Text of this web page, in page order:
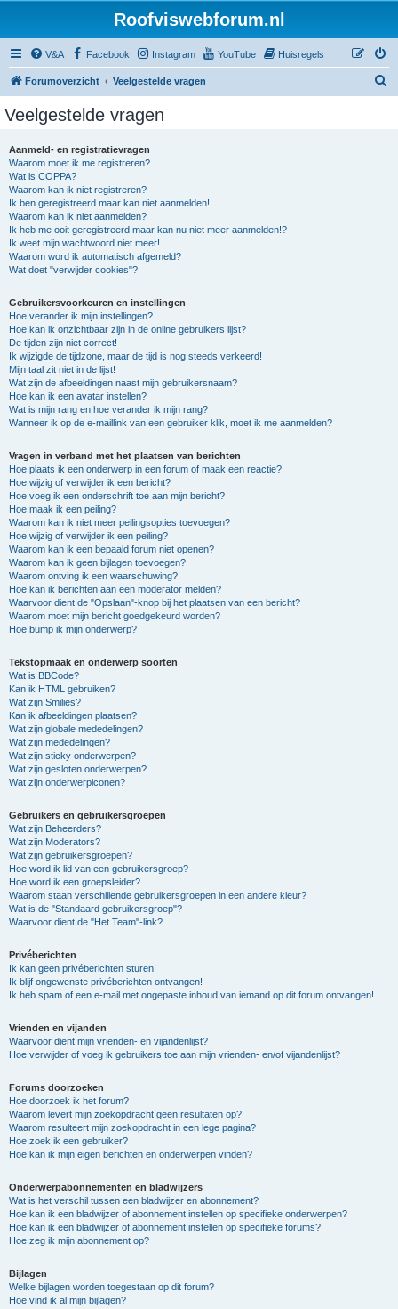
Roofviswebforum.nl
V&A Facebook Instagram YouTube Huisregels
Forumoverzicht Veelgestelde vragen
Veelgestelde vragen
Aanmeld- en registratievragen
Waarom moet ik me registreren?
Wat is COPPA?
Waarom kan ik niet registreren?
Ik ben geregistreerd maar kan niet aanmelden!
Waarom kan ik niet aanmelden?
Ik heb me ooit geregistreerd maar kan nu niet meer aanmelden!?
Ik weet mijn wachtwoord niet meer!
Waarom word ik automatisch afgemeld?
Wat doet "verwijder cookies"?
Gebruikersvoorkeuren en instellingen
Hoe verander ik mijn instellingen?
Hoe kan ik onzichtbaar zijn in de online gebruikers lijst?
De tijden zijn niet correct!
Ik wijzigde de tijdzone, maar de tijd is nog steeds verkeerd!
Mijn taal zit niet in de lijst!
Wat zijn de afbeeldingen naast mijn gebruikersnaam?
Hoe kan ik een avatar instellen?
Wat is mijn rang en hoe verander ik mijn rang?
Wanneer ik op de e-maillink van een gebruiker klik, moet ik me aanmelden?
Vragen in verband met het plaatsen van berichten
Hoe plaats ik een onderwerp in een forum of maak een reactie?
Hoe wijzig of verwijder ik een bericht?
Hoe voeg ik een onderschrift toe aan mijn bericht?
Hoe maak ik een peiling?
Waarom kan ik niet meer peilingsopties toevoegen?
Hoe wijzig of verwijder ik een peiling?
Waarom kan ik een bepaald forum niet openen?
Waarom kan ik geen bijlagen toevoegen?
Waarom ontving ik een waarschuwing?
Hoe kan ik berichten aan een moderator melden?
Waarvoor dient de "Opslaan"-knop bij het plaatsen van een bericht?
Waarom moet mijn bericht goedgekeurd worden?
Hoe bump ik mijn onderwerp?
Tekstopmaak en onderwerp soorten
Wat is BBCode?
Kan ik HTML gebruiken?
Wat zijn Smilies?
Kan ik afbeeldingen plaatsen?
Wat zijn globale mededelingen?
Wat zijn mededelingen?
Wat zijn sticky onderwerpen?
Wat zijn gesloten onderwerpen?
Wat zijn onderwerpiconen?
Gebruikers en gebruikersgroepen
Wat zijn Beheerders?
Wat zijn Moderators?
Wat zijn gebruikersgroepen?
Hoe word ik lid van een gebruikersgroep?
Hoe word ik een groepsleider?
Waarom staan verschillende gebruikersgroepen in een andere kleur?
Wat is de "Standaard gebruikersgroep"?
Waarvoor dient de "Het Team"-link?
Privéberichten
Ik kan geen privéberichten sturen!
Ik blijf ongewenste privéberichten ontvangen!
Ik heb spam of een e-mail met ongepaste inhoud van iemand op dit forum ontvangen!
Vrienden en vijanden
Waarvoor dient mijn vrienden- en vijandenlijst?
Hoe verwijder of voeg ik gebruikers toe aan mijn vrienden- en/of vijandenlijst?
Forums doorzoeken
Hoe doorzoek ik het forum?
Waarom levert mijn zoekopdracht geen resultaten op?
Waarom resulteert mijn zoekopdracht in een lege pagina?
Hoe zoek ik een gebruiker?
Hoe kan ik mijn eigen berichten en onderwerpen vinden?
Onderwerpabonnementen en bladwijzers
Wat is het verschil tussen een bladwijzer en abonnement?
Hoe kan ik een bladwijzer of abonnement instellen op specifieke onderwerpen?
Hoe kan ik een bladwijzer of abonnement instellen op specifieke forums?
Hoe zeg ik mijn abonnement op?
Bijlagen
Welke bijlagen worden toegestaan op dit forum?
Hoe vind ik al mijn bijlagen?